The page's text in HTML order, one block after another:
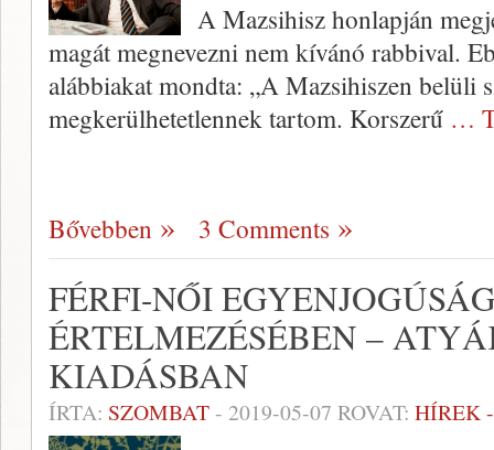
A Mazsihisz honlapján
magát megnevezni nem kívánó rabbival.
alábbiakat mondta: „A Mazsihiszen belüli
megkerülhetetlennek tartom. Korszerű …
Bővebben 3 Comments
FÉRFI-NŐI
ÉRTELMEZÉSÉBEN –
KIADÁSBAN
ÍRTA: SZOMBAT- 2019-05-07 ROVAT: HÍREK